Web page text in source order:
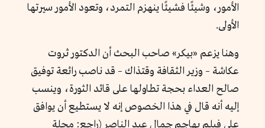
الأمور، وشيئًا فشيئًا ينهزم التمرد، وتعود الأمور سيرتها
الأولى.
وهنا يزعم «بيكر» صاحب البحث أن الدكتور ثروت
عكاشة – وزير الثقافة وقتذاك – قد ناصب رائعة توفيق
صالح العداء بحجة تطاولها على قائد الثورة، وينسب
إليه أنه قال في هذا الخصوص إنه لا يستطيع أن يوافق
على فيلم يهاجم جمال عبد الناصر (راجع: مجلة